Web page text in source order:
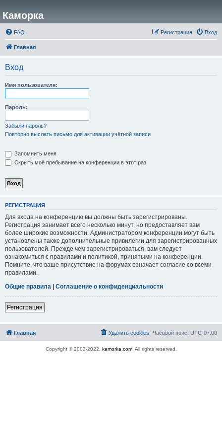
Каморка
FAQ Вход
Регистрация
Главная
Вход
Имя пользователя:
Пароль:
Забыли пароль?
Повторно выслать письмо для активации учётной записи
Запомнить меня
Скрыть моё пребывание на конференции в этот раз
РЕГИСТРАЦИЯ
Для входа на конференцию вы должны быть зарегистрированы.
Регистрация занимает всего несколько минут, но предоставляет вам
более широкие возможности. Администратором конференции могут быть
установлены также дополнительные привилегии для зарегистрированных
пользователей. Прежде чем зарегистрироваться, вам следует
ознакомиться с правилами и политикой, принятыми на конференции.
Помните, что ваше присутствие на форумах означает согласие со всеми
правилами.
Общие правила | Соглашение о конфиденциальности
Регистрация
Главная Часовой пояс: UTC-07:00
Удалить cookies
Copyright © 2003-2022, kamorka.com. All rights reserved.